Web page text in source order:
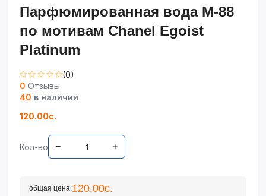
Парфюмированная вода M-88
по мотивам Chanel Egoist
Platinum
(0)
0 Отзывы
40 в наличии
120.00с.
Кол-во
общая цена:120.00с.